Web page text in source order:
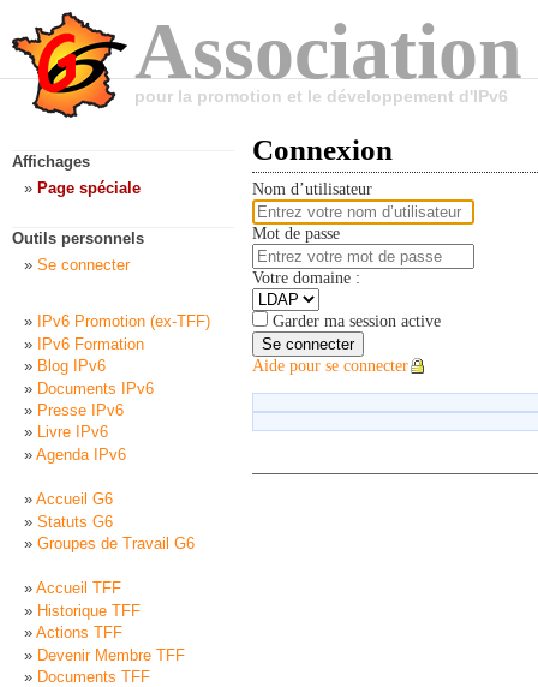
pour la promotion et le développement d'IPv6
Connexion
Nom d’utilisateur
Mot de passe
Votre domaine :
Garder ma session active
Se connecter
Aide pour se connecter
Affichages
Page spéciale
Outils personnels
Se connecter
IPv6 Promotion (ex-TFF)
IPv6 Formation
Blog IPv6
Documents IPv6
Presse IPv6
Livre IPv6
Agenda IPv6
Accueil G6
Statuts G6
Groupes de Travail G6
Accueil TFF
Historique TFF
Actions TFF
Devenir Membre TFF
Documents TFF